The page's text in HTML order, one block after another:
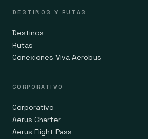
DESTINOS Y RUTAS
Destinos
Rutas
Conexiones Viva Aerobus
CORPORATIVO
Corporativo
Aerus Charter
Aerus Flight Pass